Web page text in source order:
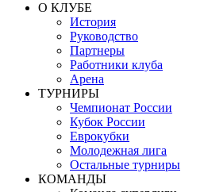
О КЛУБЕ
История
Руководство
Партнеры
Работники клуба
Арена
ТУРНИРЫ
Чемпионат России
Кубок России
Еврокубки
Молодежная лига
Остальные турниры
КОМАНДЫ